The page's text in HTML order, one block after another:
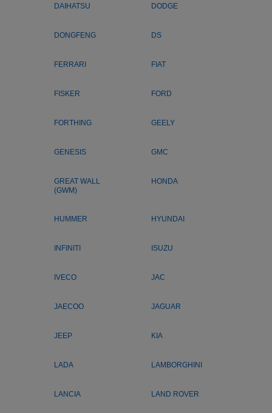
DAIHATSU DODGE
DONGFENG DS
FERRARI FIAT
FISKER FORD
FORTHING GEELY
GENESIS GMC
GREAT WALL
(GWM)
HONDA
HUMMER HYUNDAI
INFINITI ISUZU
IVECO JAC
JAECOO JAGUAR
JEEP KIA
LADA LAMBORGHINI
LANCIA LAND ROVER